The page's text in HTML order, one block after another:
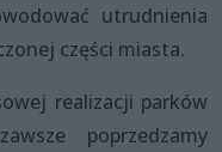
utrudnienia
części miasta.
realizacji parków
poprzedzamy